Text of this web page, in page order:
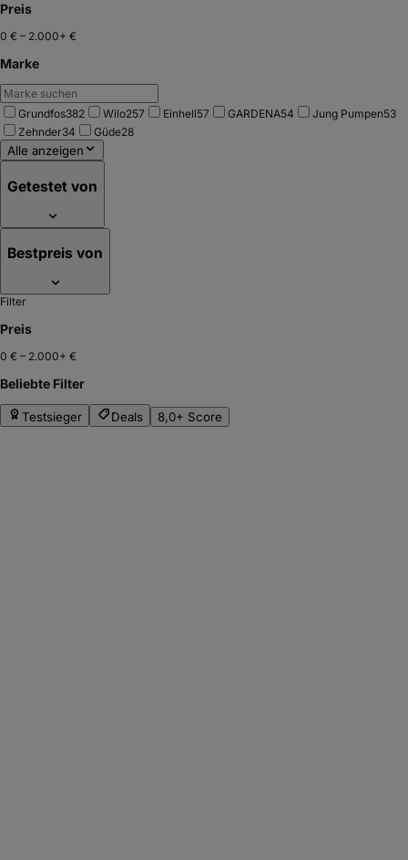
Preis
0 € – 2.000+ €
Marke
Grundfos382 Wilo257 Einhell57 GARDENA54 Jung Pumpen53
Zehnder34 Güde28
Alle anzeigen
Getestet von
Bestpreis von
Filter
Preis
0 € – 2.000+ €
Beliebte Filter
Testsieger Deals 8,0+ Score